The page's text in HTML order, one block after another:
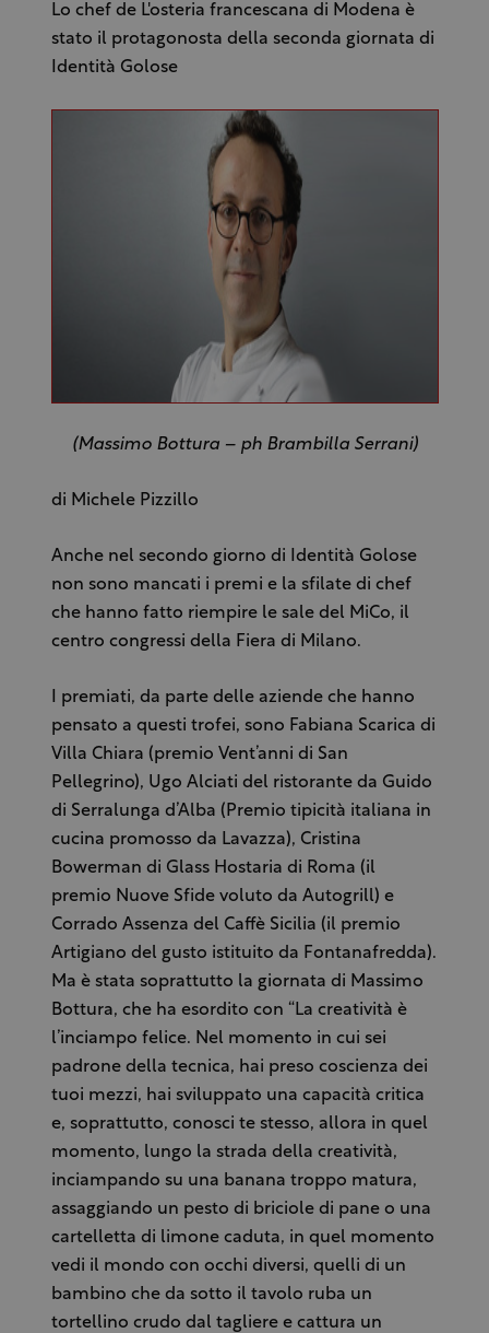
Lo chef de L'osteria francescana di Modena è
stato il protagonosta della seconda giornata di
Identità Golose
(Massimo Bottura – ph Brambilla Serrani)
di Michele Pizzillo
Anche nel secondo giorno di Identità Golose
non sono mancati i premi e la sfilate di chef
che hanno fatto riempire le sale del MiCo, il
centro congressi della Fiera di Milano.
I premiati, da parte delle aziende che hanno
pensato a questi trofei, sono Fabiana Scarica di
Villa Chiara (premio Vent’anni di San
Pellegrino), Ugo Alciati del ristorante da Guido
di Serralunga d’Alba (Premio tipicità italiana in
cucina promosso da Lavazza), Cristina
Bowerman di Glass Hostaria di Roma (il
premio Nuove Sfide voluto da Autogrill) e
Corrado Assenza del Caffè Sicilia (il premio
Artigiano del gusto istituito da Fontanafredda).
Ma è stata soprattutto la giornata di Massimo
Bottura, che ha esordito con “La creatività è
l’inciampo felice. Nel momento in cui sei
padrone della tecnica, hai preso coscienza dei
tuoi mezzi, hai sviluppato una capacità critica
e, soprattutto, conosci te stesso, allora in quel
momento, lungo la strada della creatività,
inciampando su una banana troppo matura,
assaggiando un pesto di briciole di pane o una
cartelletta di limone caduta, in quel momento
vedi il mondo con occhi diversi, quelli di un
bambino che da sotto il tavolo ruba un
tortellino crudo dal tagliere e cattura un